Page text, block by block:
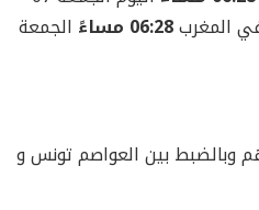
06:28 مساءً
الجمعة
وبالضبط بين العواصم تونس و